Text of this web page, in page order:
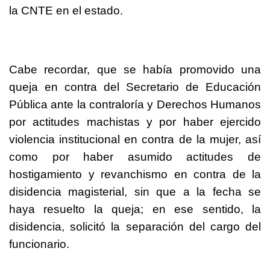
la CNTE en el estado.
Cabe recordar, que se había promovido una
queja en contra del Secretario de Educación
Pública ante la contraloría y Derechos Humanos
por actitudes machistas y por haber ejercido
violencia institucional en contra de la mujer, así
como por haber asumido actitudes de
hostigamiento y revanchismo en contra de la
disidencia magisterial, sin que a la fecha se
haya resuelto la queja; en ese sentido, la
disidencia, solicitó la separación del cargo del
funcionario.